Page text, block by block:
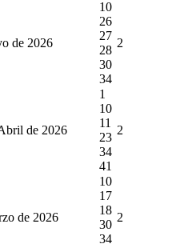
de 2026
10
26
27
28
30
34
2
de 2026
1
10
11
23
34
41
2
de 2026
10
17
18
30
34
2